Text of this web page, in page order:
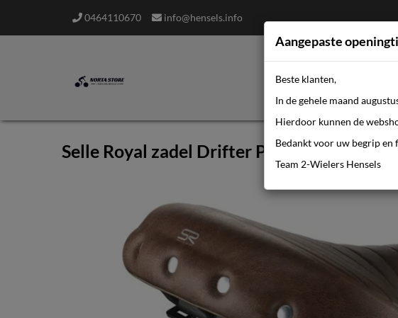
0464110670 info@hensels.info
Selle Royal zadel Drifter Plus 5111 uni
Aangepaste
Beste klanten,
In de gehele maand
Hierdoor kunnen de
Bedankt voor uw begrip en
Team 2-Wielers Hensels